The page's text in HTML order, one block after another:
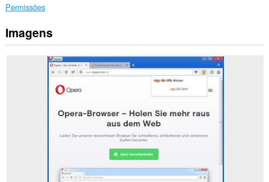
Permissões
Esta
extensão
Imagens